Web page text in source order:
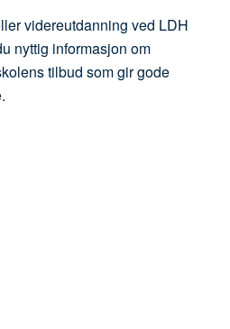
videreutdanning ved LDH
nyttig informasjon om
tilbud som gir gode